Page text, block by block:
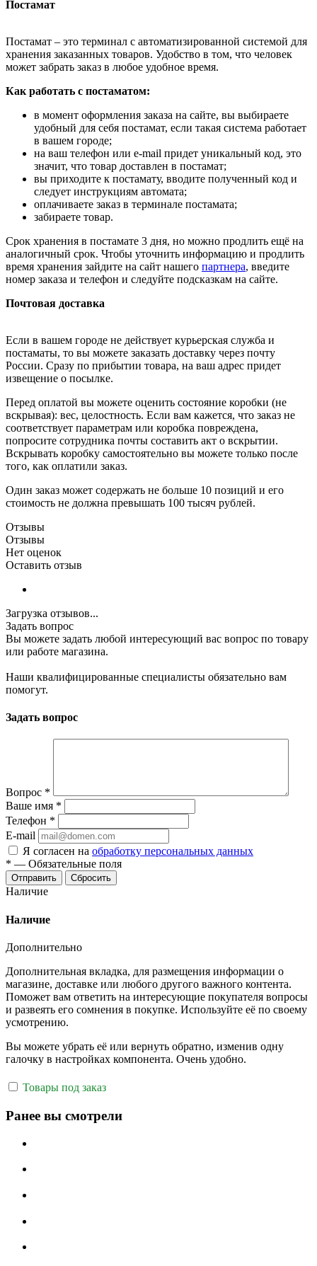
Постамат
Постамат – это терминал с автоматизированной системой для
хранения заказанных товаров. Удобство в том, что человек
может забрать заказ в любое удобное время.
Как работать с постаматом:
в момент оформления заказа на сайте, вы выбираете
удобный для себя постамат, если такая система работает
в вашем городе;
на ваш телефон или e-mail придет уникальный код, это
значит, что товар доставлен в постамат;
вы приходите к постамату, вводите полученный код и
следует инструкциям автомата;
оплачиваете заказ в терминале постамата;
забираете товар.
Срок хранения в постамате 3 дня, но можно продлить ещё на
аналогичный срок. Чтобы уточнить информацию и продлить
время хранения зайдите на сайт нашего партнера, введите
номер заказа и телефон и следуйте подсказкам на сайте.
Почтовая доставка
Если в вашем городе не действует курьерская служба и
постаматы, то вы можете заказать доставку через почту
России. Сразу по прибытии товара, на ваш адрес придет
извещение о посылке.
Перед оплатой вы можете оценить состояние коробки (не
вскрывая): вес, целостность. Если вам кажется, что заказ не
соответствует параметрам или коробка повреждена,
попросите сотрудника почты составить акт о вскрытии.
Вскрывать коробку самостоятельно вы можете только после
того, как оплатили заказ.
Один заказ может содержать не больше 10 позиций и его
стоимость не должна превышать 100 тысяч рублей.
Отзывы
Отзывы
Нет оценок
Оставить отзыв
Загрузка отзывов...
Задать вопрос
Вы можете задать любой интересующий вас вопрос по товару
или работе магазина.
Наши квалифицированные специалисты обязательно вам
помогут.
Задать вопрос
Вопрос *
Ваше имя *
Телефон *
E-mail
Я согласен на обработку персональных данных
* — Обязательные поля
Отправить Сбросить
Наличие
Наличие
Дополнительно
Дополнительная вкладка, для размещения информации о
магазине, доставке или любого другого важного контента.
Поможет вам ответить на интересующие покупателя вопросы
и развеять его сомнения в покупке. Используйте её по своему
усмотрению.
Вы можете убрать её или вернуть обратно, изменив одну
галочку в настройках компонента. Очень удобно.
Товары под заказ
Ранее вы смотрели